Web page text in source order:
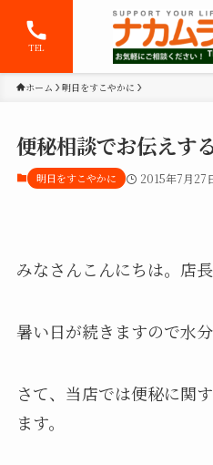
TEL
ホーム 明日をすこやかに
便秘相談でお伝えす
明日をすこやかに 2015年7月27
みなさんこんにちは。店長
暑い日が続きますので水
さて、当店では便秘に関
ます。